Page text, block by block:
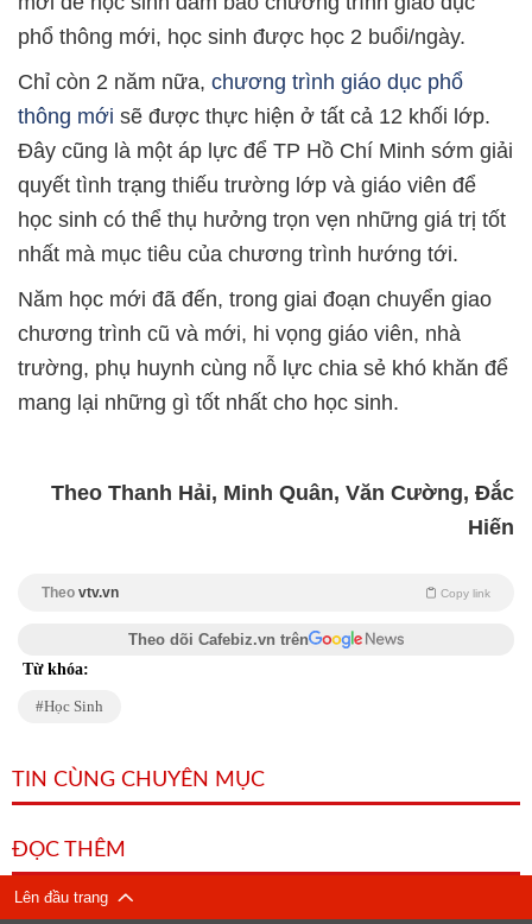
phổ thông mới, học sinh được học 2 buổi/ngày.
Chỉ còn 2 năm nữa, chương trình giáo dục phổ
thông mới sẽ được thực hiện ở tất cả 12 khối lớp.
Đây cũng là một áp lực để TP Hồ Chí Minh sớm giải
quyết tình trạng thiếu trường lớp và giáo viên để
học sinh có thể thụ hưởng trọn vẹn những giá trị tốt
nhất mà mục tiêu của chương trình hướng tới.
Năm học mới đã đến, trong giai đoạn chuyển giao
chương trình cũ và mới, hi vọng giáo viên, nhà
trường, phụ huynh cùng nỗ lực chia sẻ khó khăn để
mang lại những gì tốt nhất cho học sinh.
Theo Thanh Hải, Minh Quân, Văn Cường, Đắc
Hiến
Theo vtv.vn Copy link
Theo dõi Cafebiz.vn trên
Từ khóa:
Học Sinh
TIN CÙNG CHUYÊN MỤC
ĐỌC THÊM
Lên đầu trang